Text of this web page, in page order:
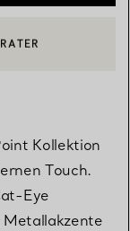
ODER EINEN
Kollektion
Touch.
Eye